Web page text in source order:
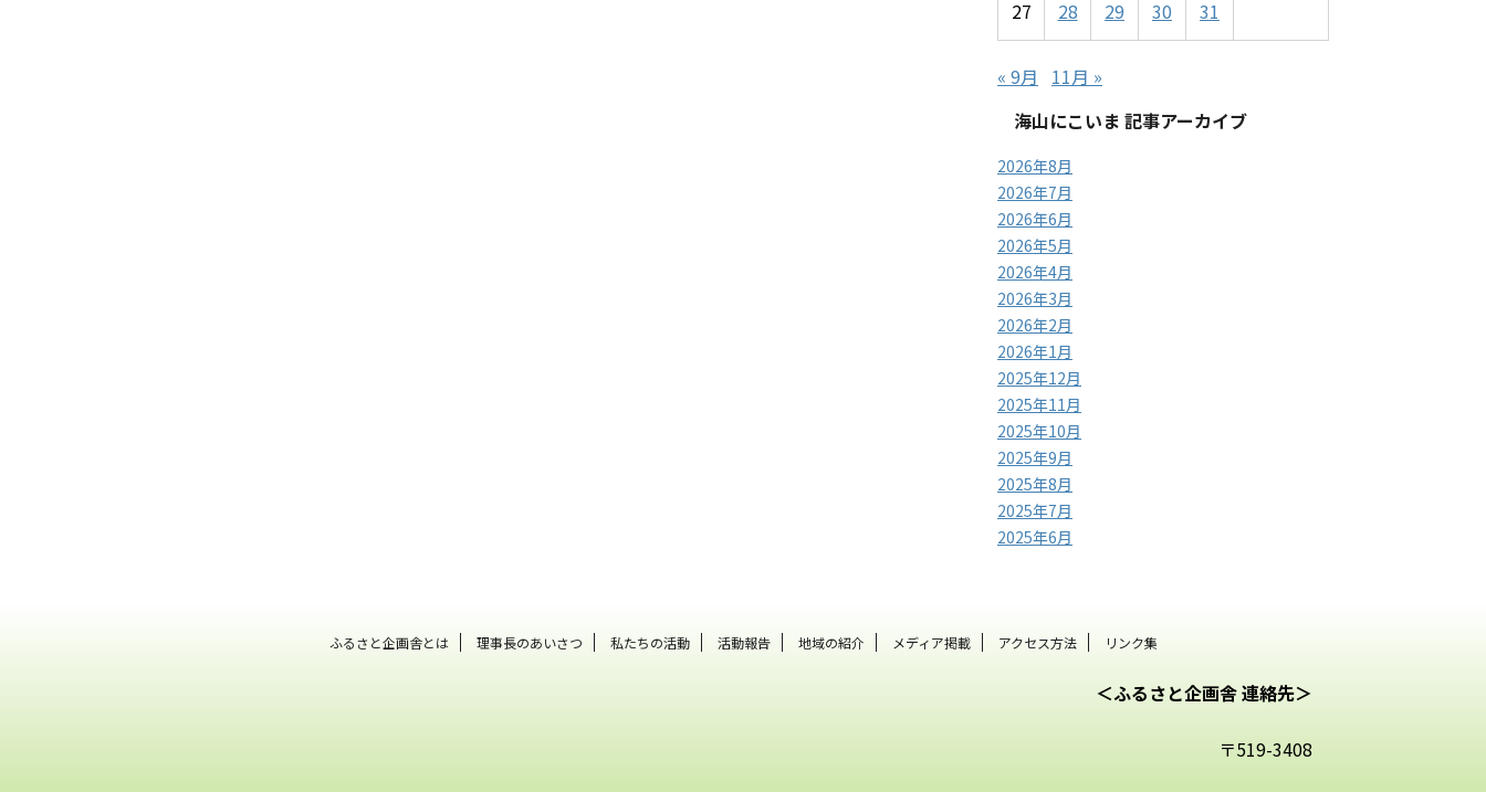
27 28 29 30 31
« 9月
11月 »
海山にこいま 記事アーカイブ
2026年8月
2026年7月
2026年6月
2026年5月
2026年4月
2026年3月
2026年2月
2026年1月
2025年12月
2025年11月
2025年10月
2025年9月
2025年8月
2025年7月
2025年6月
ふるさと企画舎とは 理事長のあいさつ 私たちの活動 活動報告 地域の紹介 メディア掲載 アクセス方法 リンク集
＜ふるさと企画舎 連絡先＞
〒519-3408